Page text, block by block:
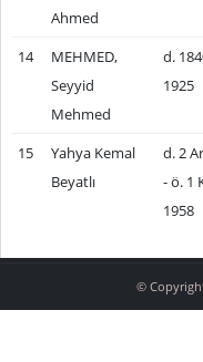
Ahmed
14
MEHMED,
Seyyid
Mehmed
d.
1925
15
Yahya Kemal
Beyatlı
d. 2
- ö. 1
1958
© Copyright